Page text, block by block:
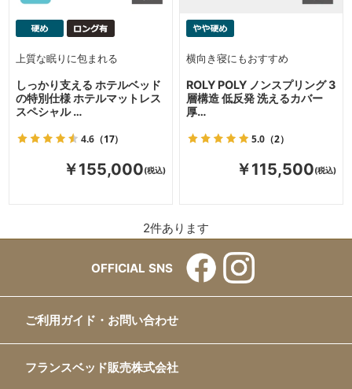
しっかり支える ホテルベッド
の特別仕様 ホテルマットレス
スペシャル …
4.6 （17）
上質な眠りに包まれる
￥155,000
ROLY POLY ノンスプリング 3
層構造 低反発 洗えるカバー
厚…
5.0（2）
横向き寝にもおすすめ
￥115,500
2件あります
OFFICIAL SNS
ご利用ガイド・お問い合わせ
フランスベッド販売株式会社